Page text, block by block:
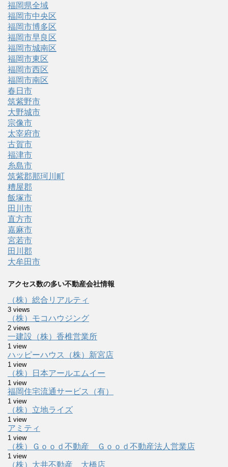
福岡県全域
福岡市中央区
福岡市博多区
福岡市早良区
福岡市城南区
福岡市東区
福岡市西区
福岡市南区
春日市
筑紫野市
大野城市
宗像市
太宰府市
古賀市
福津市
糸島市
筑紫郡那珂川町
糟屋郡
飯塚市
田川市
直方市
嘉麻市
宮若市
田川郡
大牟田市
アクセス数の多い不動産会社情報
（株）総合リアルティ
3 views
（株）モコハウジング
2 views
一建設（株）香椎営業所
1 view
ハッピーハウス（株）新宮店
1 view
（株）日本アールエムイー
1 view
福岡住宅流通サービス（有）
1 view
（株）立地ライズ
1 view
アミティ
1 view
（株）Ｇｏｏｄ不動産 Ｇｏｏｄ不動産法人営業店
1 view
（株）大井不動産 大橋店